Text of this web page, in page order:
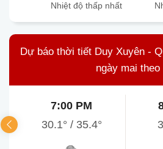
Nhiệt độ thấp nhất
Dự báo thời tiết Duy Xuyên -
ngày mai
7:00 PM
30.1° / 35.4°